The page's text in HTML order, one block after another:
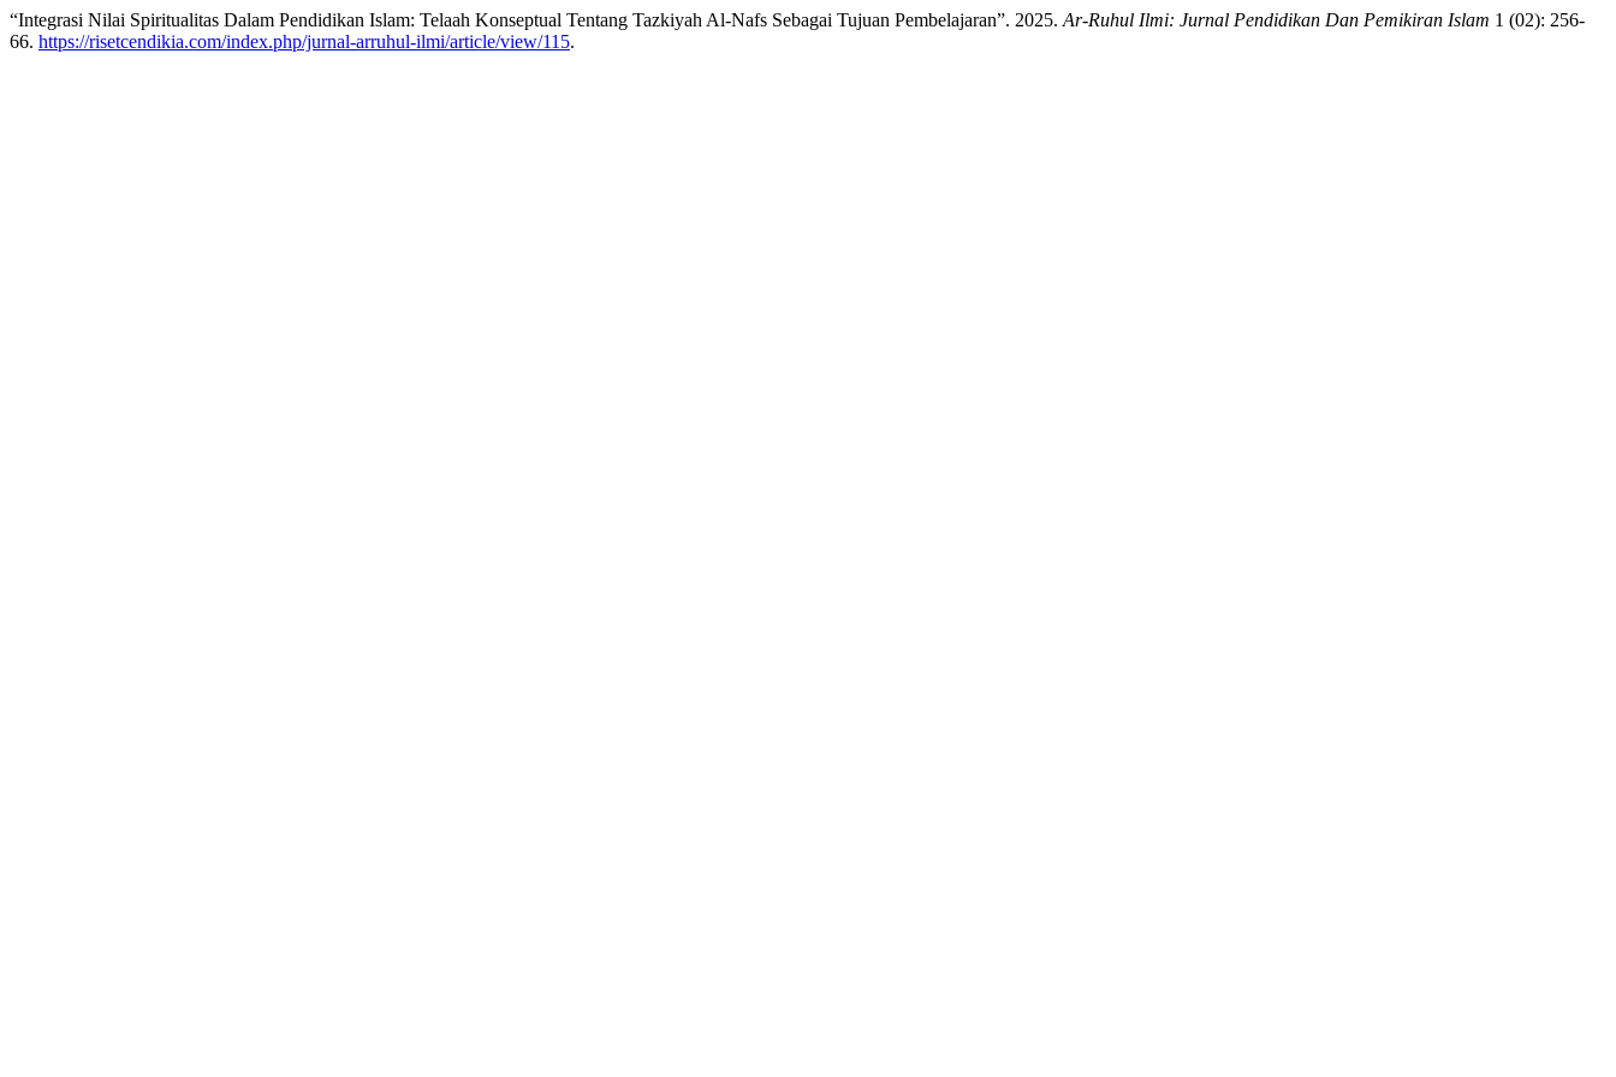
“Integrasi Nilai Spiritualitas Dalam Pendidikan Islam: Telaah Konseptual Tentang Tazkiyah Al-Nafs Sebagai Tujuan Pembelajaran”. 2025. Ar-Ruhul Ilmi: Jurnal Pendidikan Dan Pemikiran Islam 1 (02): 256-
66. https://risetcendikia.com/index.php/jurnal-arruhul-ilmi/article/view/115.